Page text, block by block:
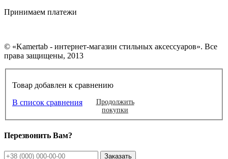
Принимаем платежи
© «Kamertab - интернет-магазин стильных аксессуаров». Все
права защищены, 2013
Товар добавлен к сравнению
В список сравнения
Продолжить
покупки
Перезвонить Вам?